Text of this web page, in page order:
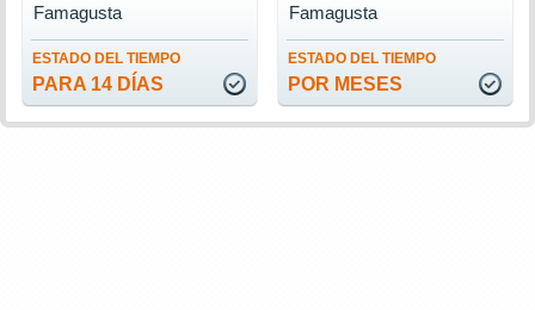
ESTADO DEL TIEMPO
PARA 14 DÍAS
Famagusta
ESTADO DEL TIEMPO
POR MESES
Famagusta